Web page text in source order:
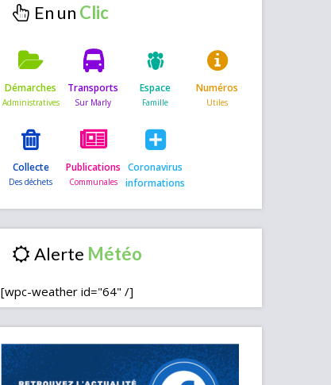
En un
Démarches Transports Espace Numéros
Collecte Publications Coronavirus
informations
Alerte
[wpc-weather id="64" /]